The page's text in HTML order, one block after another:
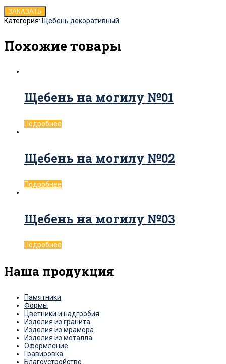
ЗАКАЗАТЬ
Категория: Щебень декоративный
Похожие товары
Щебень на могилу №01
Подробнее
Щебень на могилу №02
Подробнее
Щебень на могилу №03
Подробнее
Наша продукция
Памятники
Формы
Цветники и надгробия
Изделия из гранита
Изделия из мрамора
Изделия из металла
Оформление
Гравировка
Благоустройство